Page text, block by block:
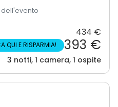
dell'evento
434 €
QUI E RISPARMIA! 393 €
3 notti, 1 camera, 1 ospite